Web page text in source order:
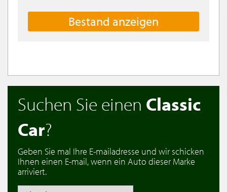
Bestand anzeigen
Suchen Sie einen Classic
Car?
Geben Sie mal Ihre E-mailadresse und wir schicken
Ihnen einen E-mail, wenn ein Auto dieser Marke
arriviert.